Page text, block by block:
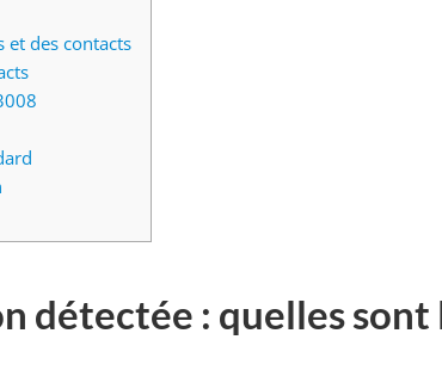
et des contacts
détectée : quelles sont